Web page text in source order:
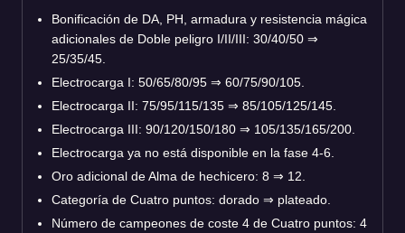
Bonificación de DA, PH, armadura y resistencia mágica
adicionales de Doble peligro I/II/III: 30/40/50 ⇒
25/35/45.
Electrocarga I: 50/65/80/95 ⇒ 60/75/90/105.
Electrocarga II: 75/95/115/135 ⇒ 85/105/125/145.
Electrocarga III: 90/120/150/180 ⇒ 105/135/165/200.
Electrocarga ya no está disponible en la fase 4-6.
Oro adicional de Alma de hechicero: 8 ⇒ 12.
Categoría de Cuatro puntos: dorado ⇒ plateado.
Número de campeones de coste 4 de Cuatro puntos: 4